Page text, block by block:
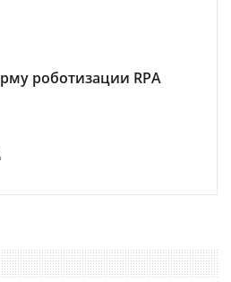
роботизации RPA